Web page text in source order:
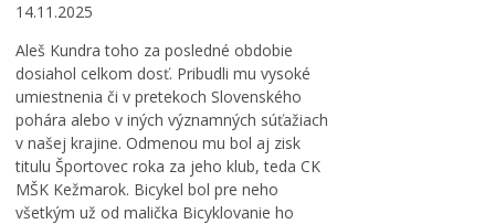
14.11.2025
Aleš Kundra toho za posledné obdobie
dosiahol celkom dosť. Pribudli mu vysoké
umiestnenia či v pretekoch Slovenského
pohára alebo v iných významných súťažiach
v našej krajine. Odmenou mu bol aj zisk
titulu Športovec roka za jeho klub, teda CK
MŠK Kežmarok. Bicykel bol pre neho
všetkým už od malička Bicyklovanie ho